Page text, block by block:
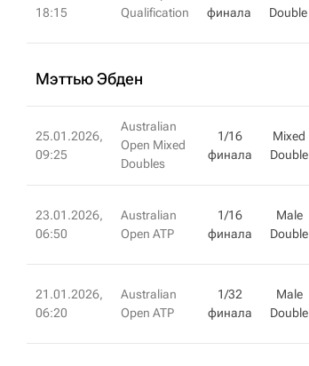
18:15
Qualification
финала
Double
Мэттью Эбден
25.01.2026,
09:25
Australian
Open Mixed
Doubles
1/16
финала
Mixed
Double
23.01.2026,
06:50
Australian
Open ATP
1/16
финала
Male
Double
21.01.2026,
06:20
Australian
Open ATP
1/32
финала
Male
Double